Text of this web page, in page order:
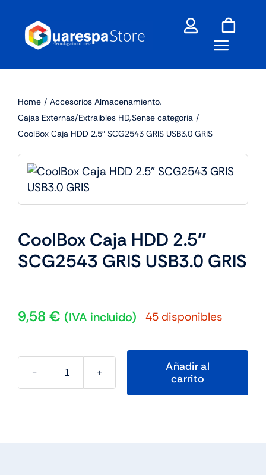
content
Home
Accesorios Almacenamiento
Cajas Externas/Extraibles HD Sense categoria
CoolBox Caja HDD 2.5″ SCG2543 GRIS USB3.0 GRIS
CoolBox Caja HDD 2.5″
SCG2543 GRIS USB3.0 GRIS
9,58 € (IVA incluido) 45 disponibles
CoolBox
Añadir al
carrito